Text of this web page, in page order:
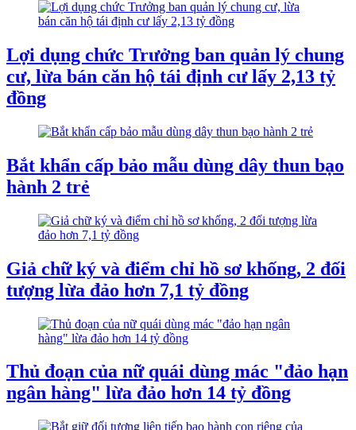
Lợi dụng chức Trưởng ban quản lý chung
cư, lừa bán căn hộ tái định cư lấy 2,13 tỷ
đồng
Bắt khẩn cấp bảo mẫu dùng dây thun bạo
hành 2 trẻ
Giả chữ ký và điểm chỉ hồ sơ khống, 2 đối
tượng lừa đảo hơn 7,1 tỷ đồng
Thủ đoạn của nữ quái dùng mác "đảo hạn
ngân hàng" lừa đảo hơn 14 tỷ đồng